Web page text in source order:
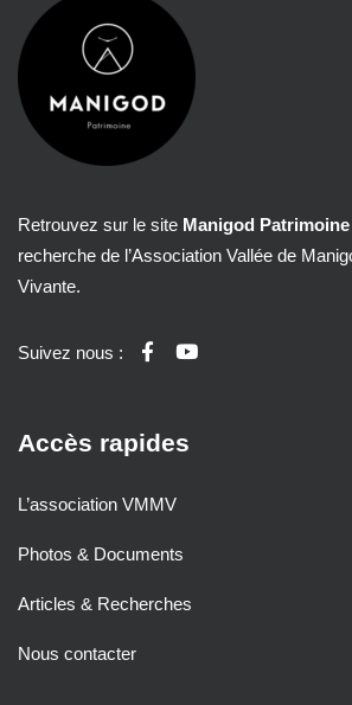
Retrouvez sur le site Manigod Patrimoine
recherche de l’Association Vallée de
Vivante.
Suivez nous :
Accès rapides
L’association VMMV
Photos & Documents
Articles & Recherches
Nous contacter